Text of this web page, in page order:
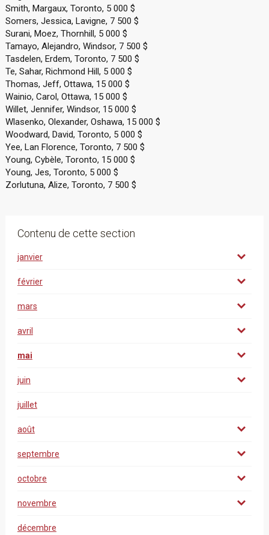
Smith, Margaux, Toronto, 5 000 $
Somers, Jessica, Lavigne, 7 500 $
Surani, Moez, Thornhill, 5 000 $
Tamayo, Alejandro, Windsor, 7 500 $
Tasdelen, Erdem, Toronto, 7 500 $
Te, Sahar, Richmond Hill, 5 000 $
Thomas, Jeff, Ottawa, 15 000 $
Wainio, Carol, Ottawa, 15 000 $
Willet, Jennifer, Windsor, 15 000 $
Wlasenko, Olexander, Oshawa, 15 000 $
Woodward, David, Toronto, 5 000 $
Yee, Lan Florence, Toronto, 7 500 $
Young, Cybèle, Toronto, 15 000 $
Young, Jes, Toronto, 5 000 $
Zorlutuna, Alize, Toronto, 7 500 $
Contenu de cette section
janvier
février
mars
avril
mai
juin
juillet
août
septembre
octobre
novembre
décembre